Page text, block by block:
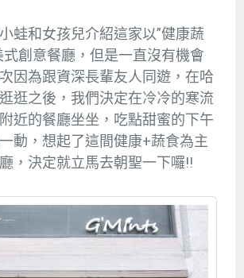
蛙和女孩兒介紹這家以”健康蔬
式創意餐廳，但是一直沒有機會
因為跟資深長輩友人同遊，在哈
逛之後，我們決定在冷冷的寒流
近的餐廳坐坐，吃點甜蜜的下午
動，想起了這間健康+蔬食為主
，決定就立馬去朝聖一下囉!!